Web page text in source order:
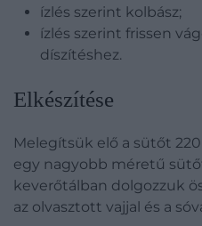
ízlés szerint kolbász;
ízlés szerint frissen
díszítéshez.
Elkészítése
Melegítsük elő a sütőt
egy nagyobb méretű
keverőtálban dolgozzuk
az olvasztott vajjal és a